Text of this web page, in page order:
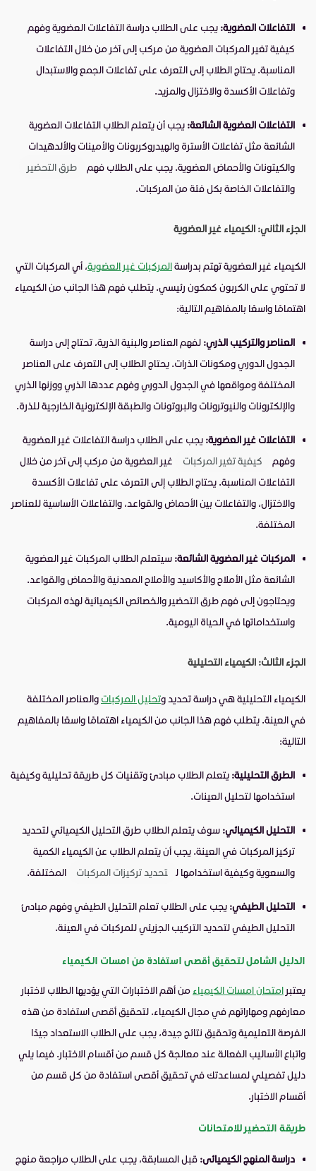
التفاعلات العضوية: يجب على الطلاب دراسة التفاعلات العضوية وفهم
كيفية تغير المركبات العضوية من مركب إلى آخر من خلال التفاعلات
المناسبة. يحتاج الطلاب إلى التعرف على تفاعلات الجمع والاستبدال
وتفاعلات الأكسدة والاختزال والمزيد.
التفاعلات العضوية الشائعة: يجب أن يتعلم الطلاب التفاعلات العضوية
الشائعة مثل تفاعلات الأسترة والهيدروكربونات والأمينات والألدهيدات
والكيتونات والأحماض العضوية. يجب على الطلاب فهم
طرق التحضير
والتفاعلات الخاصة بكل فئة من المركبات.
الجزء الثاني: الكيمياء غير العضوية
الكيمياء غير العضوية تهتم بدراسةالمركبات غير العضوية، أي المركبات التي
لا تحتوي على الكربون كمكون رئيسي. يتطلب فهم هذا الجانب من الكيمياء
اهتمامًا واسعًا بالمفاهيم التالية:
العناصر والتركيب الذري: لفهم العناصر والبنية الذرية، تحتاج إلى دراسة
الجدول الدوري ومكونات الذرات. يحتاج الطلاب إلى التعرف على العناصر
المختلفة ومواقعها في الجدول الدوري وفهم عددها الذري ووزنها الذري
والإلكترونات والنيوترونات والبروتونات والطبقة الإلكترونية الخارجية للذرة.
التفاعلات غير العضوية: يجب على الطلاب دراسة التفاعلات غير العضوية
وفهم
كيفية تغير المركبات
غير العضوية من مركب إلى آخر من خلال
التفاعلات المناسبة. يحتاج الطلاب إلى التعرف على تفاعلات الأكسدة
والاختزال، والتفاعلات بين الأحماض والقواعد، والتفاعلات الأساسية للعناصر
المختلفة.
المركبات غير العضوية الشائعة: سيتعلم الطلاب المركبات غير العضوية
الشائعة مثل الأملاح والأكاسيد والأملاح المعدنية والأحماض والقواعد.
ويحتاجون إلى فهم طرق التحضير والخصائص الكيميائية لهذه المركبات
واستخداماتها في الحياة اليومية.
الجزء الثالث: الكيمياء التحليلية
الكيمياء التحليلية هي دراسة تحديد وتحليل المركبات والعناصر المختلفة
في العينة. يتطلب فهم هذا الجانب من الكيمياء اهتمامًا واسعًا بالمفاهيم
التالية:
الطرق التحليلية: يتعلم الطلاب مبادئ وتقنيات كل طريقة تحليلية وكيفية
استخدامها لتحليل العينات.
التحليل الكيميائي: سوف يتعلم الطلاب طرق التحليل الكيميائي لتحديد
تركيز المركبات في العينة. يجب أن يتعلم الطلاب عن الكيمياء الكمية
والسعوية وكيفية استخدامها ل
تحديد تركيزات المركبات المختلفة.
التحليل الطيفي: يجب على الطلاب تعلم التحليل الطيفي وفهم مبادئ
التحليل الطيفي لتحديد التركيب الجزيئي للمركبات في العينة.
الدليل الشامل لتحقيق أقصى استفادة من امسات الكيمياء
يعتبر امتحان امسات الكيمياءمن أهم الاختبارات التي يؤديها الطلاب لاختبار
معارفهم ومهاراتهم في مجال الكيمياء. لتحقيق أقصى استفادة من هذه
الفرصة التعليمية وتحقيق نتائج جيدة، يجب على الطلاب الاستعداد جيدًا
واتباع الأساليب الفعالة عند معالجة كل قسم من أقسام الاختبار. فيما يلي
دليل تفصيلي لمساعدتك في تحقيق أقصى استفادة من كل قسم من
أقسام الاختبار.
طريقة التحضير للامتحانات
دراسة المنهج الكيميائى: قبل المسابقة، يجب على الطلاب مراجعة منهج